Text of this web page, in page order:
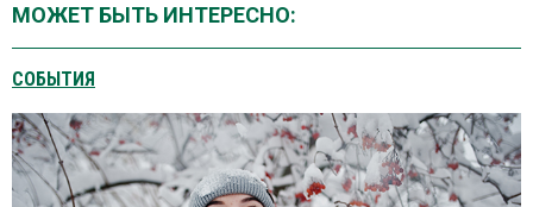
МОЖЕТ БЫТЬ ИНТЕРЕСНО:
СОБЫТИЯ